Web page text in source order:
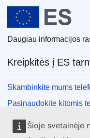
Šioje svetainėje
Europos Sąjunga
Daugiau informacijos
Kreipkitės į ES
Skambinkite mums
Pasinaudokite kitomis
Rašykite mums
Susitikime viename iš